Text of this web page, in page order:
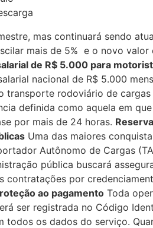
mas continuará sendo
mais de 5% e o novo valor
de R$ 5.000 para
nacional de R$ 5.000
transporte rodoviário de cargas
definida como aquela em
por mais de 24 horas.
Uma das maiores
Autônomo de Cargas
pública buscará
contratações por
ao pagamento Toda
ser registrada no Código
todos os dados do serviço.